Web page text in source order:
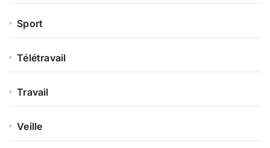
Sport
Télétravail
Travail
Veille